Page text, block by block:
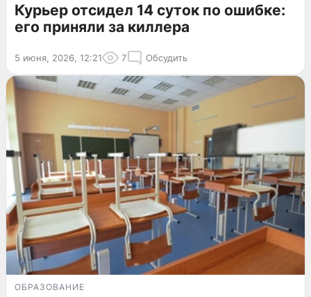
Курьер отсидел 14 суток по ошибке:
его приняли за киллера
5 июня, 2026, 12:21 7 Обсудить
ОБРАЗОВАНИЕ